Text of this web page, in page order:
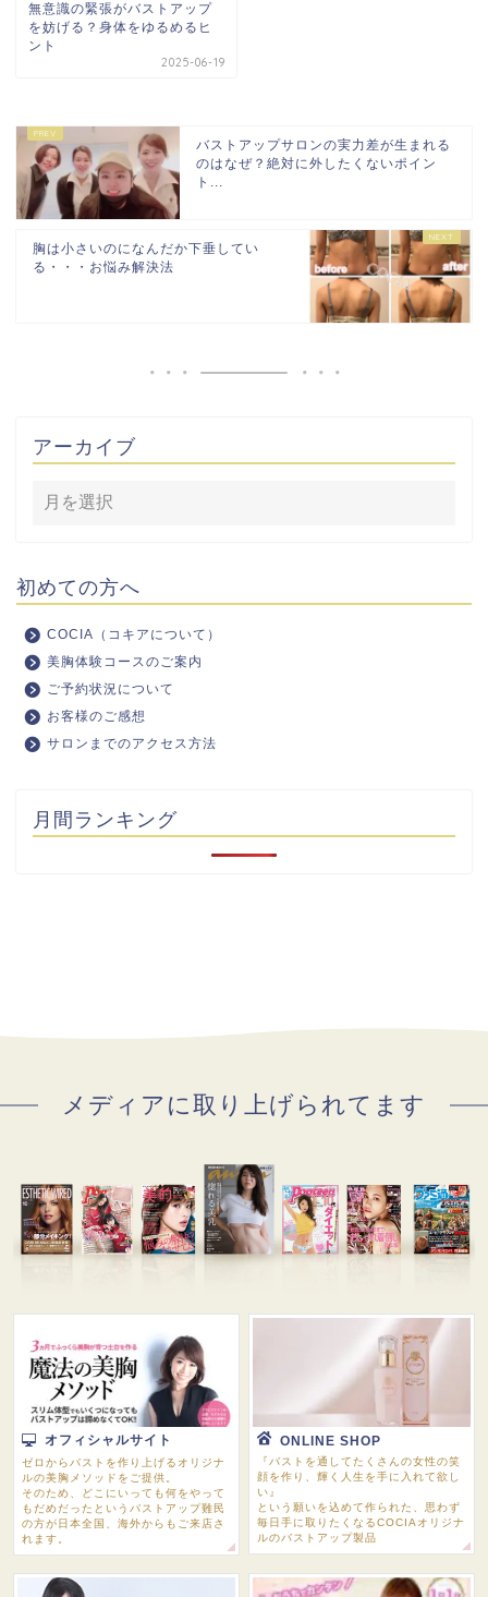
無意識の緊張がバストアップ
を妨げる？身体をゆるめるヒ
ント
2025-06-19
バストアップサロンの実力差が生まれる
のはなぜ？絶対に外したくないポイン
ト...
胸は小さいのになんだか下垂してい
る・・・お悩み解決法
アーカイブ
初めての方へ
COCIA（コキアについて）
美胸体験コースのご案内
ご予約状況について
お客様のご感想
サロンまでのアクセス方法
月間ランキング
メディアに取り上げられてます
オフィシャルサイト
ゼロからバストを作り上げるオリジナ
ルの美胸メソッドをご提供。
そのため、どこにいっても何をやって
もだめだったというバストアップ難民
の方が日本全国、海外からもご来店さ
れます。
ONLINE SHOP
『バストを通してたくさんの女性の笑
顔を作り、輝く人生を手に入れて欲し
い』
という願いを込めて作られた、思わず
毎日手に取りたくなるCOCIAオリジナ
ルのバストアップ製品